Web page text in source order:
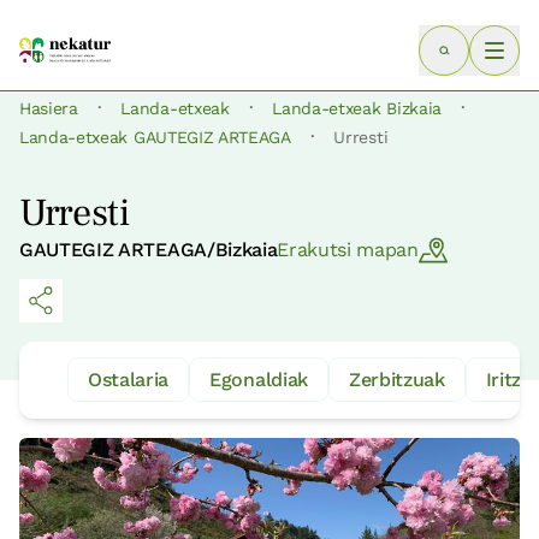
Hasiera · Landa-etxeak · Landa-etxeak Bizkaia ·
Landa-etxeak GAUTEGIZ ARTEAGA · Urresti
Urresti
GAUTEGIZ ARTEAGA/BizkaiaErakutsi mapan
Ostalaria Egonaldiak Zerbitzuak